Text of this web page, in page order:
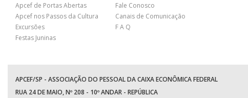
Apcef de Portas Abertas
Apcef nos Passos da Cultura
Excursões
Festas Juninas
Fale Conosco
Canais de Comunicação
F A Q
APCEF/SP - ASSOCIAÇÃO DO PESSOAL DA CAIXA ECONÔMICA FEDERAL
RUA 24 DE MAIO, Nº 208 - 10º ANDAR - REPÚBLICA